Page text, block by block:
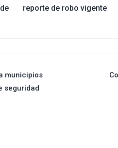
reporte de robo vigente
municipios
seguridad